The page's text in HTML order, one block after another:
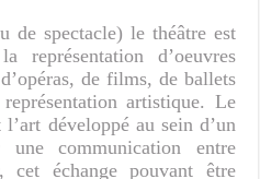
de spectacle) le théâtre est
représentation d’oeuvres
de films, de ballets
artistique. Le
développé au sein d’un
communication entre
cet échange pouvant être